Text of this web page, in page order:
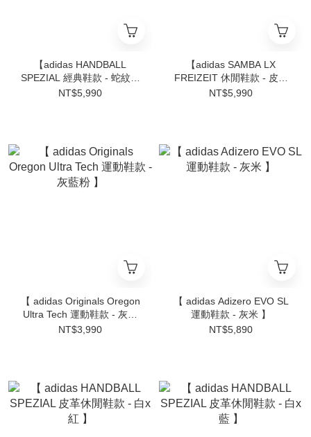
【adidas HANDBALL
SPEZIAL 經典鞋款 - 蛇紋黑
紅】
NT$5,990
【adidas SAMBA LX
FREIZEIT 休閒鞋款 - 皮革
咖啡 】
NT$5,990
【 adidas Originals Oregon
Ultra Tech 運動鞋款 - 灰藍
粉 】
NT$3,990
【 adidas Adizero EVO SL
運動鞋款 - 灰米 】
NT$5,890